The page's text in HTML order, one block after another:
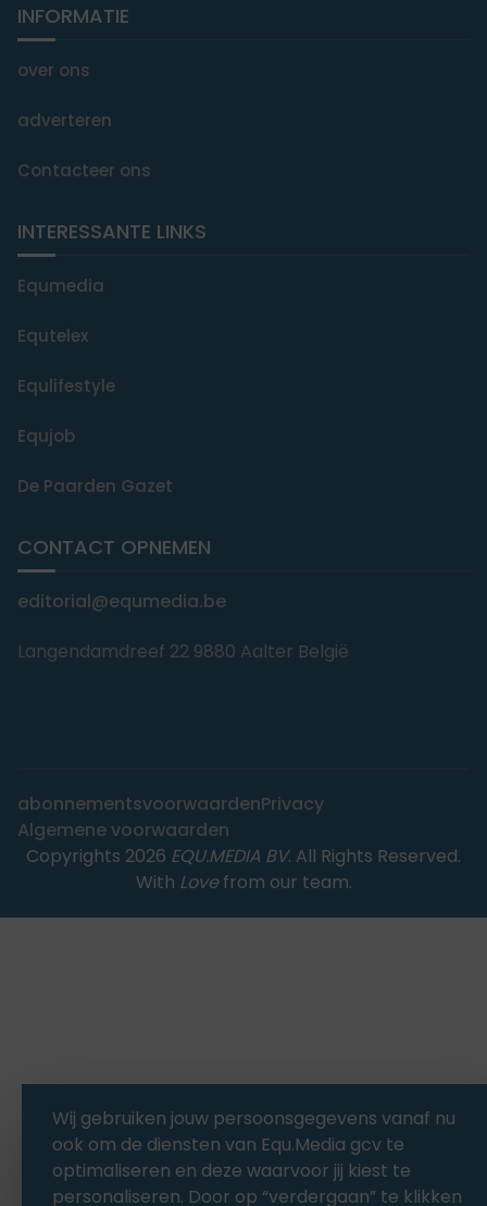
INFORMATIE
over ons
adverteren
Contacteer ons
INTERESSANTE LINKS
Equmedia
Equtelex
Equlifestyle
Equjob
De Paarden Gazet
CONTACT OPNEMEN
editorial@equmedia.be
Langendamdreef 22 9880 Aalter België
Copyrights 2026 EQU.MEDIA BV. All Rights Reserved.
With Lovefrom our team.
abonnementsvoorwaardenPrivacy
Algemene voorwaarden
Wij gebruiken jouw persoonsgegevens vanaf nu
ook om de diensten van Equ.Media gcv te
optimaliseren en deze waarvoor jij kiest te
personaliseren. Door op “verdergaan” te klikken